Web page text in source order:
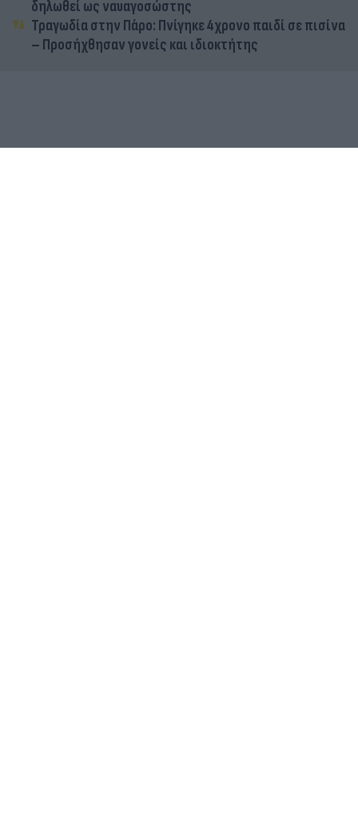
δηλωθεί ως ναυαγοσώστης
Τραγωδία στην Πάρο: Πνίγηκε 4χρονο παιδί σε πισίνα
– Προσήχθησαν γονείς και ιδιοκτήτης